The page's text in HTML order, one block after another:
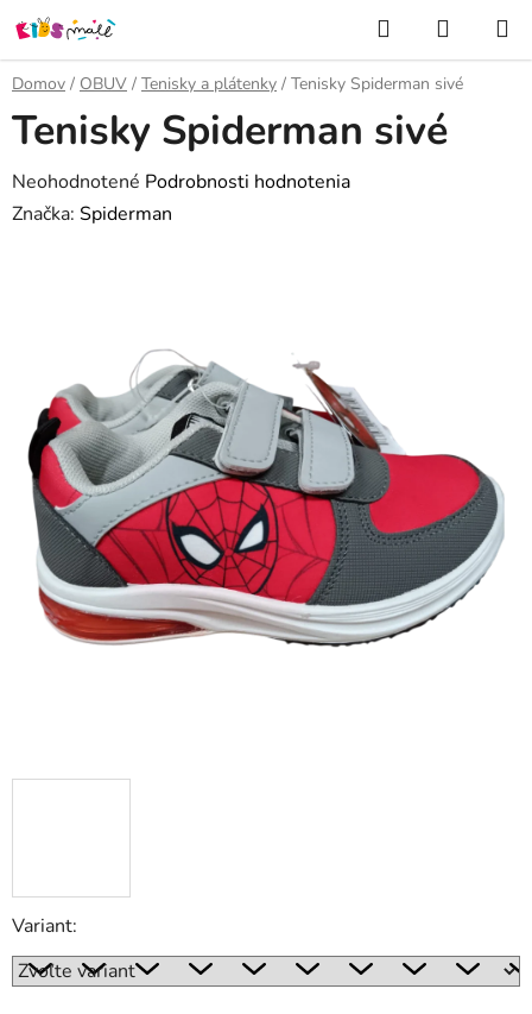
Prejsť
na
obsah
Hľadať
KOŠÍK
Domov / OBUV / Tenisky a plátenky / Tenisky Spiderman sivé
Variant:
Tenisky Spiderman sivé
Priemerné
hodnotenie
hviezdičiek.
Neohodnotené Podrobnosti hodnotenia
Značka: Spiderman